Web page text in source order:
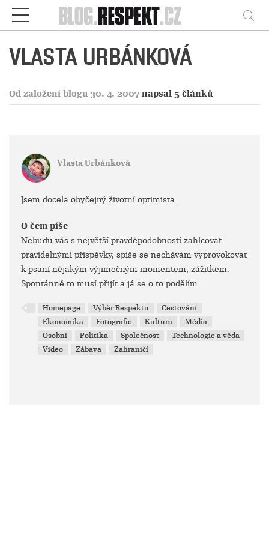
Respekt
VLASTA URBÁNKOVÁ
Od založení blogu 30. 4. 2007 napsal 5 článků
Vlasta Urbánková
Jsem docela obyčejný životní optimista.
O čem píše
Nebudu vás s největší pravděpodobností zahlcovat
pravidelnými příspěvky, spíše se nechávám vyprovokovat
k psaní nějakým výjimečným momentem, zážitkem.
Spontánně to musí přijít a já se o to podělím.
Homepage Výběr Respektu
Cestování
Ekonomika
Fotografie Kultura
Média
Osobní
Politika Společnost
Technologie a věda
Video
Zábava Zahraničí